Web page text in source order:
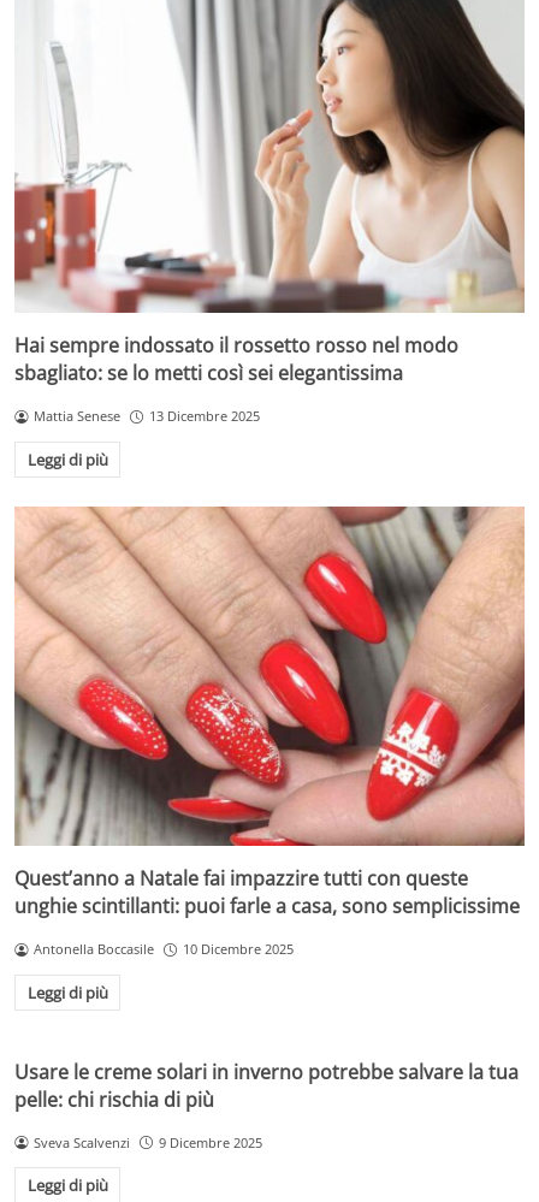
Hai sempre indossato il rossetto rosso nel modo
sbagliato: se lo metti così sei elegantissima
Mattia Senese 13 Dicembre 2025
Leggi di più
Quest’anno a Natale fai impazzire tutti con queste
unghie scintillanti: puoi farle a casa, sono semplicissime
Antonella Boccasile 10 Dicembre 2025
Leggi di più
Usare le creme solari in inverno potrebbe salvare la tua
pelle: chi rischia di più
Sveva Scalvenzi 9 Dicembre 2025
Leggi di più